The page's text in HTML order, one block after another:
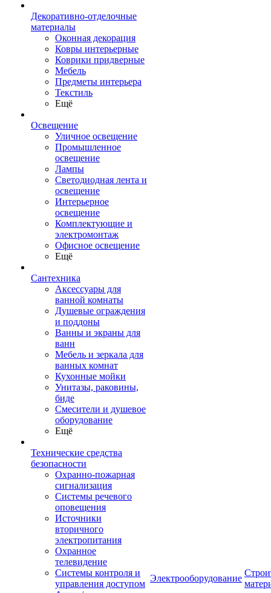
Декоративно-отделочные
материалы
Оконная декорация
Ковры интерьерные
Коврики придверные
Мебель
Предметы интерьера
Текстиль
Ещё
Освещение
Уличное освещение
Промышленное
освещение
Лампы
Светодиодная лента и
освещение
Интерьерное
освещение
Комплектующие и
электромонтаж
Офисное освещение
Ещё
Сантехника
Аксессуары для
ванной комнаты
Душевые ограждения
и поддоны
Ванны и экраны для
ванн
Мебель и зеркала для
ванных комнат
Кухонные мойки
Унитазы, раковины,
биде
Смесители и душевое
оборудование
Ещё
Технические средства
безопасности
Охранно-пожарная
сигнализация
Системы речевого
оповещения
Источники
вторичного
электропитания
Охранное
телевидение
Системы контроля и
управления доступом
Электрооборудование